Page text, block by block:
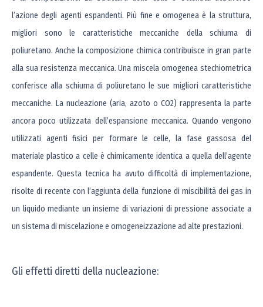
l’azione degli agenti espandenti. Più fine e omogenea è la struttura,
migliori sono le caratteristiche meccaniche della schiuma di
poliuretano. Anche la composizione chimica contribuisce in gran parte
alla sua resistenza meccanica. Una miscela omogenea stechiometrica
conferisce alla schiuma di poliuretano le sue migliori caratteristiche
meccaniche. La nucleazione (aria, azoto o CO2) rappresenta la parte
ancora poco utilizzata dell’espansione meccanica. Quando vengono
utilizzati agenti fisici per formare le celle, la fase gassosa del
materiale plastico a celle è chimicamente identica a quella dell’agente
espandente. Questa tecnica ha avuto difficoltà di implementazione,
risolte di recente con l’aggiunta della funzione di miscibilità dei gas in
un liquido mediante un insieme di variazioni di pressione associate a
un sistema di miscelazione e omogeneizzazione ad alte prestazioni.
Gli effetti diretti della nucleazione: